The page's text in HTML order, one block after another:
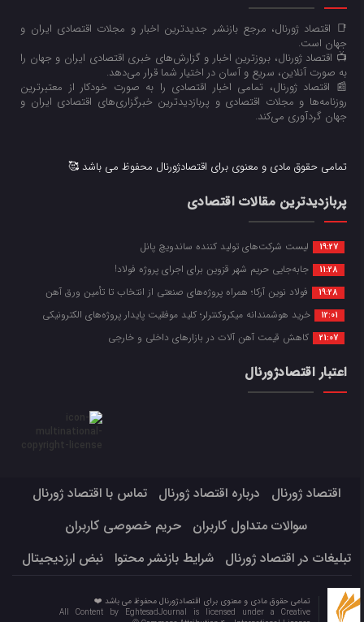
📑 اقتصاد ژورنال، مرجع بازنشر جدیدترین اخبار و مجلات اقتصادی ایران و
جهان است.
📺 اقتصاد ژورنال، بروزترین اخبار و گزارش‌های خبری اقتصادی ایران و جهان را
به صورت آنلاین، سریع و آسان در اختیار شما قرار می‌‌دهد.
📰 اقتصاد ژورنال، تمامی اخبار اقتصادی را به صورت خودکار از معتبرترین
روزنامه‌ها و مجلات اقتصادی و پربازدیدترین خبرگزاری‌های اقتصادی ایران و
جهان گردآوری می‌کند.
تمامی حقوق مادی و معنوی برای اقتصادژورنال محفوظ می باشد 🥰
پربازدیدترین مقالات اقتصادی
19:27 لیست شرکت‌های تولید کننده ساندویچ پانل
11:28 جابه‌جایی حریم شهر قزوین برای اجرای پروژه فولاد!
19:28 فولاد نوین آرکا؛ همراه پروژه‌های صنعتی از انتخاب تا تأمین ورق آهن
12:01 خرید هوشمندانه میکروکنترلر؛ کلید موفقیت پایدار پروژه‌های الکترونیکی
21:07 کاهش قیمت آهن آلات در بازارهای داخلی و خارجی
اعتبار اقتصادژورنال
اقتصاد ژورنال درباره اقتصاد ژورنال
تماس با اقتصاد ژورنال
سوالات متداول کاربران
حریم خصوصی کاربران
تبلیغات در اقتصاد ژورنال
شرایط بازنشر محتوا نبض ارزدیجیتال
تمامی حقوق مادی و معنوی برای اقتصادژورنال محفوظ می باشد ❤️
All Content by EghtesadJournal is licensed under a Creative